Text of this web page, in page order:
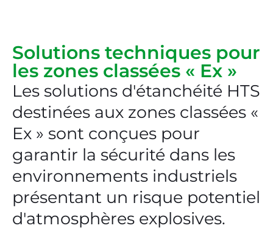
Solutions techniques pour
les zones classées « Ex »
Les solutions d'étanchéité HTS
destinées aux zones classées «
Ex » sont conçues pour
garantir la sécurité dans les
environnements industriels
présentant un risque potentiel
d'atmosphères explosives.